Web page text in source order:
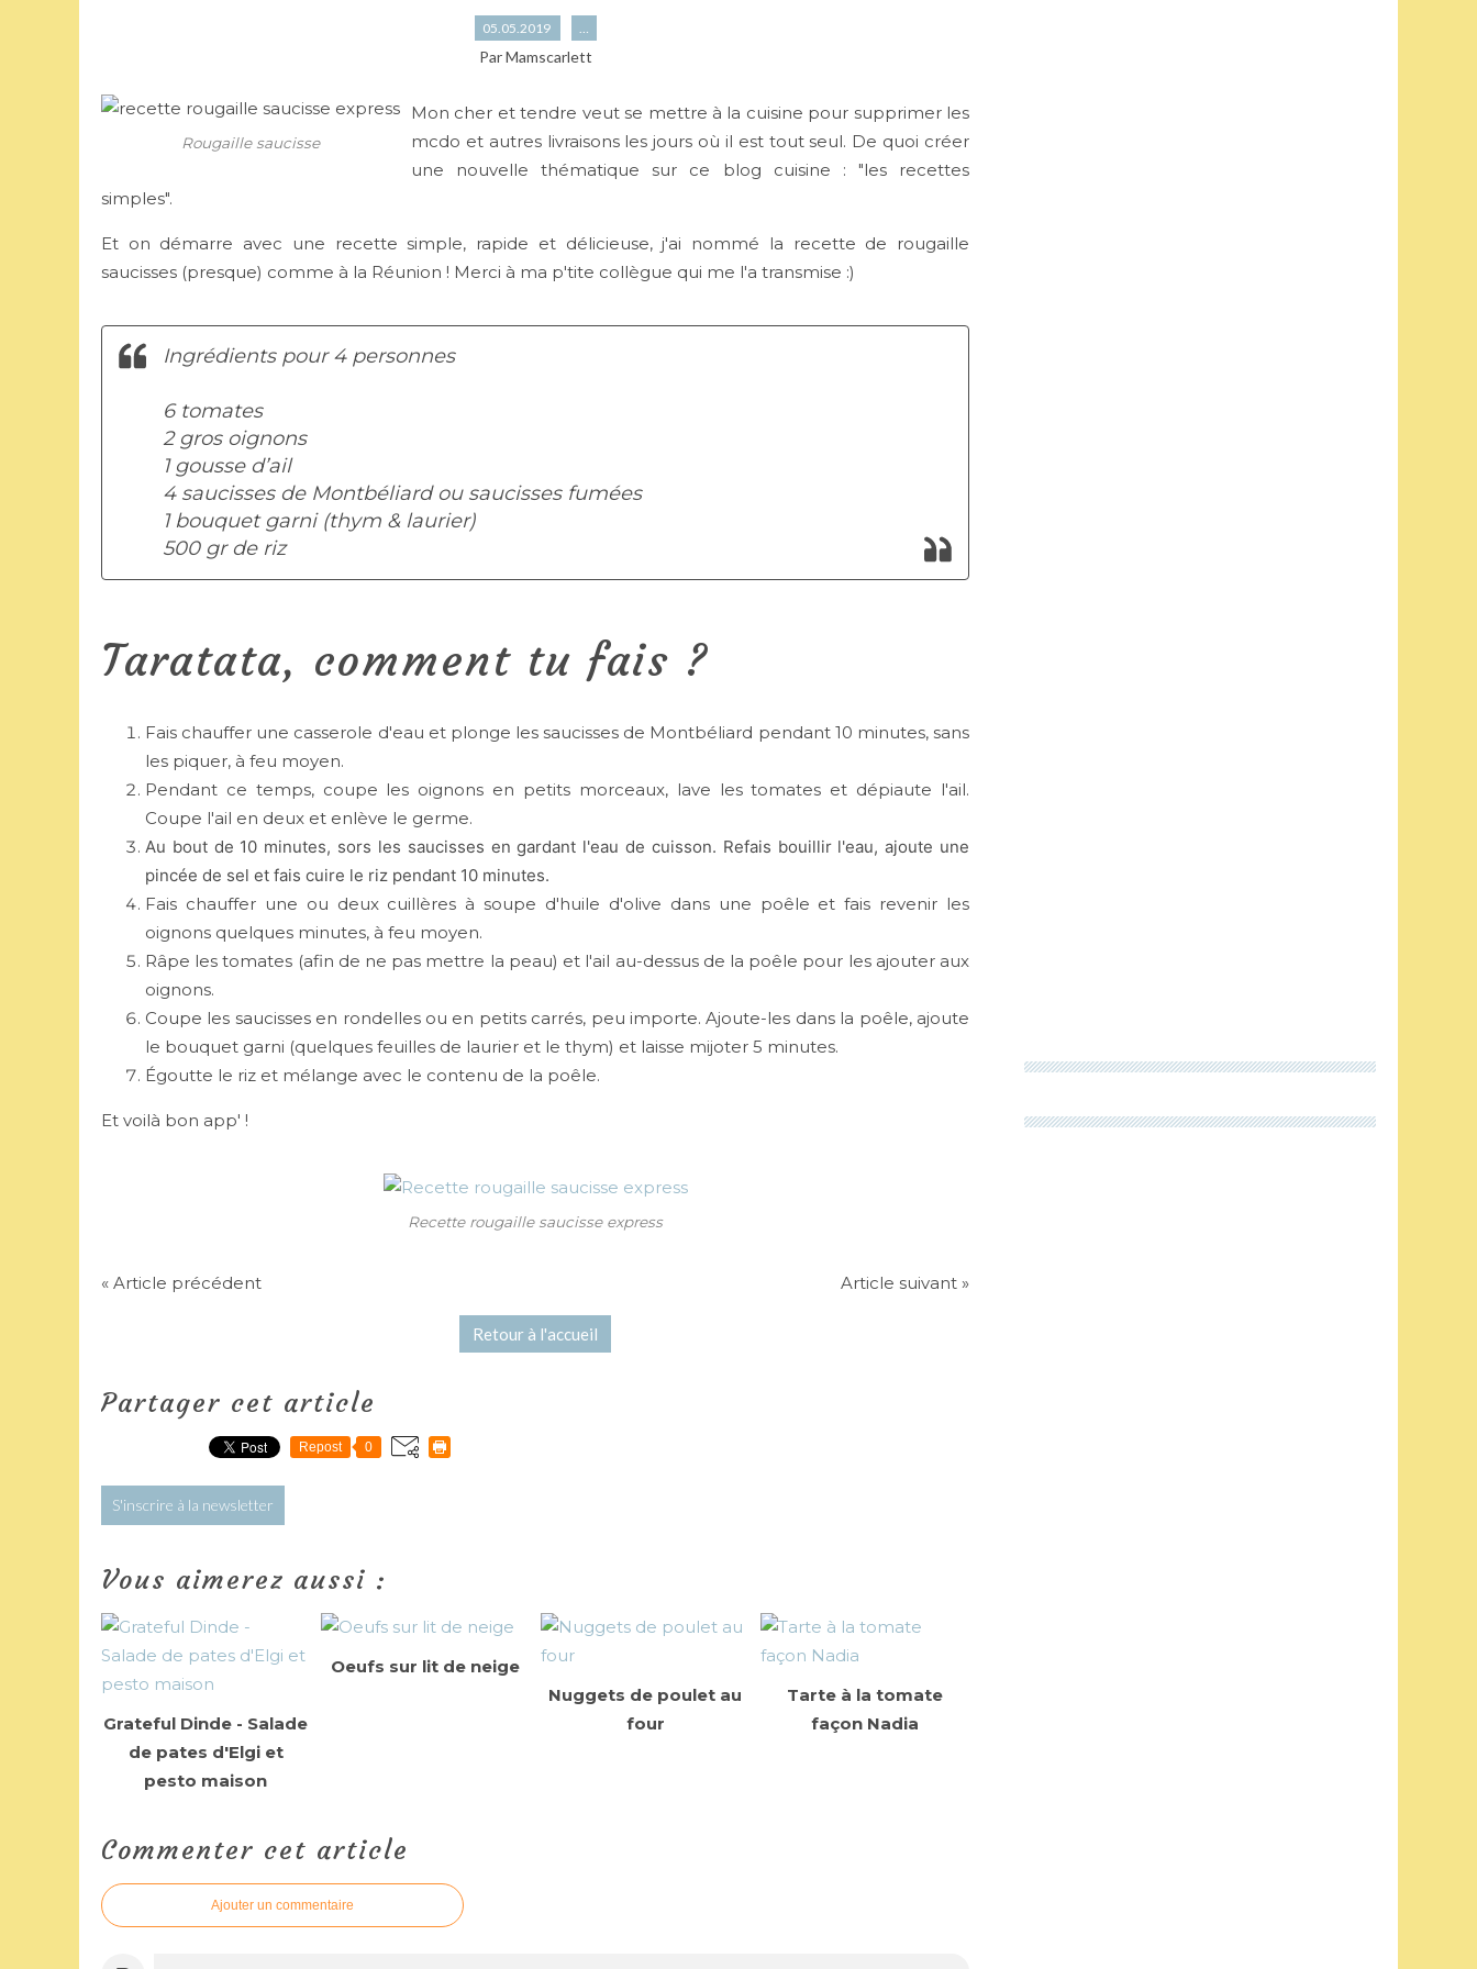
05.05.2019 …
Par Mamscarlett
Rougaille saucisse
Mon cher et tendre veut se mettre à la cuisine pour supprimer les
mcdo et autres livraisons les jours où il est tout seul. De quoi créer
une nouvelle thématique sur ce blog cuisine : "les recettes
simples".
Et on démarre avec une recette simple, rapide et délicieuse, j'ai nommé la recette de rougaille
saucisses (presque) comme à la Réunion ! Merci à ma p'tite collègue qui me l'a transmise :)
Ingrédients pour 4 personnes
6 tomates
2 gros oignons
1 gousse d’ail
4 saucisses de Montbéliard ou saucisses fumées
1 bouquet garni (thym & laurier)
500 gr de riz
Taratata, comment tu fais ?
Fais chauffer une casserole d'eau et plonge les saucisses de Montbéliard pendant 10 minutes, sans
les piquer, à feu moyen.
Pendant ce temps, coupe les oignons en petits morceaux, lave les tomates et dépiaute l'ail.
Coupe l'ail en deux et enlève le germe.
Au bout de 10 minutes, sors les saucisses en gardant l'eau de cuisson. Refais bouillir l'eau, ajoute une
pincée de sel et fais cuire le riz pendant 10 minutes.
Fais chauffer une ou deux cuillères à soupe d'huile d'olive dans une poêle et fais revenir les
oignons quelques minutes, à feu moyen.
Râpe les tomates (afin de ne pas mettre la peau) et l'ail au-dessus de la poêle pour les ajouter aux
oignons.
Coupe les saucisses en rondelles ou en petits carrés, peu importe. Ajoute-les dans la poêle, ajoute
le bouquet garni (quelques feuilles de laurier et le thym) et laisse mijoter 5 minutes.
Égoutte le riz et mélange avec le contenu de la poêle.
Et voilà bon app' !
Recette rougaille saucisse express
« Article précédent Article suivant »
Retour à l'accueil
Partager cet article
Repost 0
S'inscrire à la newsletter
Vous aimerez aussi :
Grateful Dinde - Salade
de pates d'Elgi et
pesto maison
Oeufs sur lit de neige
Nuggets de poulet au
four
Tarte à la tomate
façon Nadia
Commenter cet article
Ajouter un commentaire